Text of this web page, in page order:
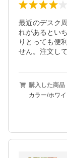
最近のデスク
れがあるとい
りとっても便
せん。注文し
購入した商品
カラー/ホワイ